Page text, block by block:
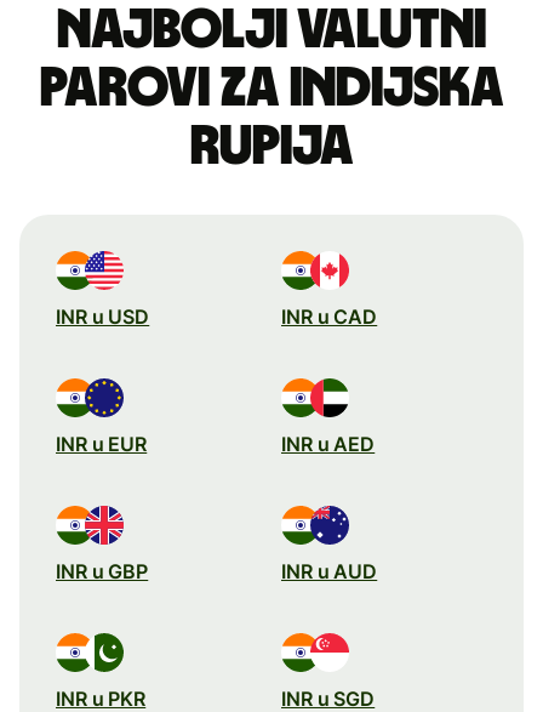
Najbolji valutni
parovi za indijska
rupija
INR u USD INR u CAD
INR u EUR INR u AED
INR u GBP INR u AUD
INR u PKR INR u SGD